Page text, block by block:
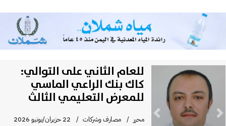
للعام الثاني على التوالي:
كاك بنك الراعي الماسي
للمعرض التعليمي الثالث
محرر مصارف وشركات 22 حزيران/يونيو 2026 Previous Next